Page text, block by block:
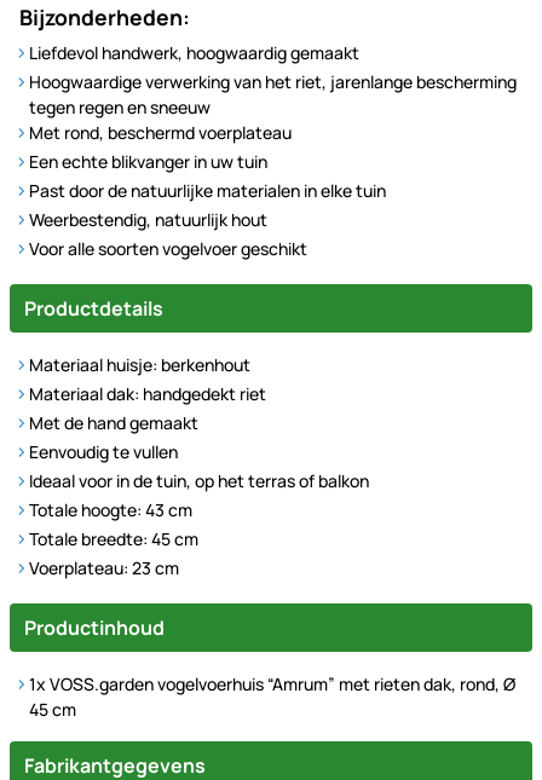
Bijzonderheden:
Liefdevol handwerk, hoogwaardig gemaakt
Hoogwaardige verwerking van het riet, jarenlange bescherming
tegen regen en sneeuw
Met rond, beschermd voerplateau
Een echte blikvanger in uw tuin
Past door de natuurlijke materialen in elke tuin
Weerbestendig, natuurlijk hout
Voor alle soorten vogelvoer geschikt
Productdetails
Materiaal huisje: berkenhout
Materiaal dak: handgedekt riet
Met de hand gemaakt
Eenvoudig te vullen
Ideaal voor in de tuin, op het terras of balkon
Totale hoogte: 43 cm
Totale breedte: 45 cm
Voerplateau: 23 cm
Productinhoud
1x VOSS.garden vogelvoerhuis “Amrum” met rieten dak, rond, Ø
45 cm
Fabrikantgegevens